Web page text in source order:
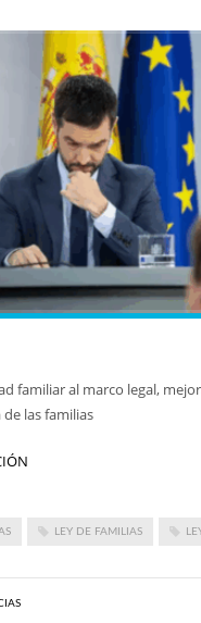
familiar al marco legal,
las familias
LEY DE FAMILIAS